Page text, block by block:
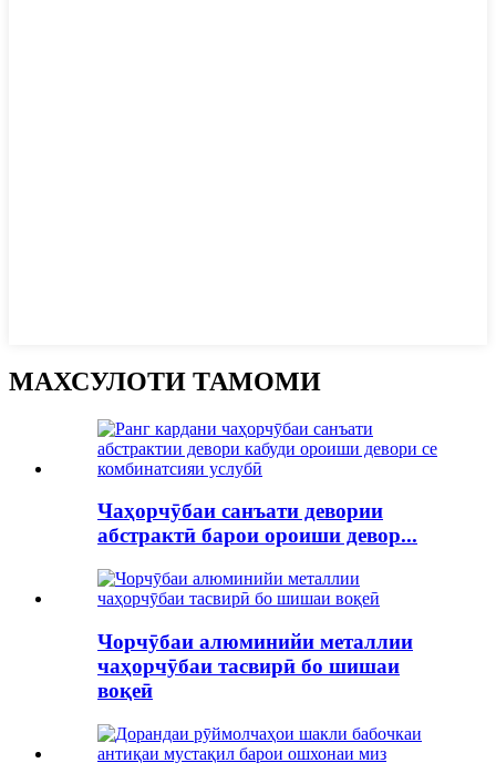
МАХСУЛОТИ ТАМОМИ
Чаҳорчӯбаи санъати девории
абстрактӣ барои ороиши девор...
Чорчӯбаи алюминийи металлии
чаҳорчӯбаи тасвирӣ бо шишаи
воқеӣ